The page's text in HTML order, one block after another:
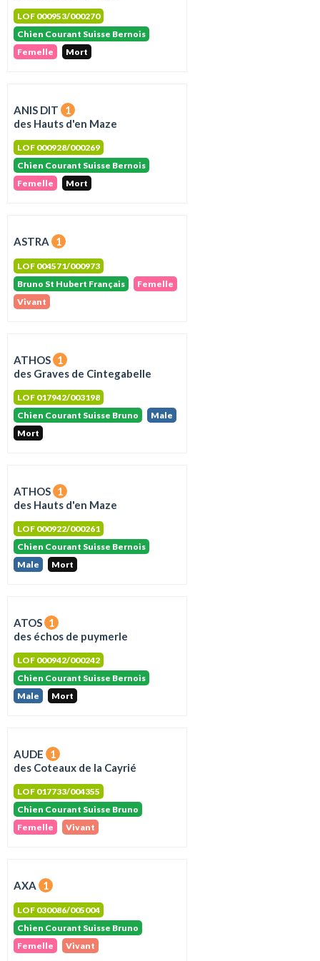
LOF 000953/000270
Chien Courant Suisse Bernois
Femelle
Mort
ANIS DIT
1
des Hauts d'en Maze
LOF 000928/000269
Chien Courant Suisse Bernois
Femelle
Mort
ASTRA 1
LOF 004571/000973
Bruno St Hubert Français
Femelle
Vivant
ATHOS 1
des Graves de Cintegabelle
LOF 017942/003198
Chien Courant Suisse Bruno
Male
Mort
ATHOS 1
des Hauts d'en Maze
LOF 000922/000261
Chien Courant Suisse Bernois
Male
Mort
ATOS 1
des échos de puymerle
LOF 000942/000242
Chien Courant Suisse Bernois
Male
Mort
AUDE
1
des Coteaux de la Cayrié
LOF 017733/004355
Chien Courant Suisse Bruno
Femelle
Vivant
AXA 1
LOF 030086/005004
Chien Courant Suisse Bruno
Femelle
Vivant